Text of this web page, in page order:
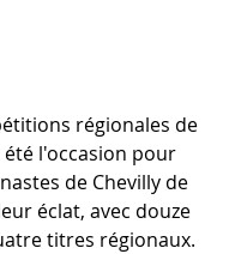
régionales de
l'occasion pour
de Chevilly de
éclat, avec douze
titres régionaux.